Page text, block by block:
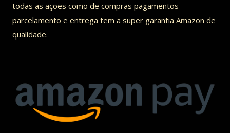
todas as ações como de compras pagamentos
parcelamento e entrega tem a super garantia Amazon de
qualidade.